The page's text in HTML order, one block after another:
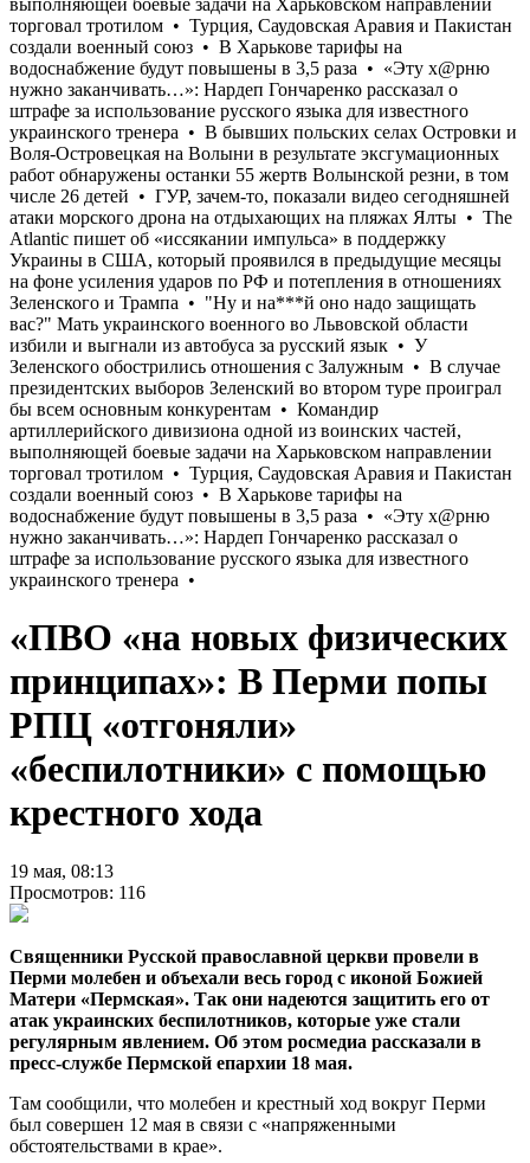
«ПВО «на новых физических
принципах»: В Перми попы
РПЦ «отгоняли»
«беспилотники» с помощью
крестного хода
19 мая, 08:13
Просмотров: 116
Священники Русской православной церкви провели в
Перми молебен и объехали весь город с иконой Божией
Матери «Пермская». Так они надеются защитить его от
атак украинских беспилотников, которые уже стали
регулярным явлением. Об этом росмедиа рассказали в
пресс-службе Пермской епархии 18 мая.
Там сообщили, что молебен и крестный ход вокруг Перми
был совершен 12 мая в связи с «напряженными
обстоятельствами в крае».